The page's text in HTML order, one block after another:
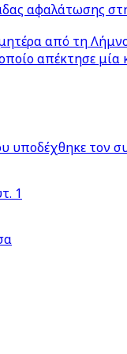
αφαλάτωσης
από τη
απέκτησε
υποδέχθηκε τον
1